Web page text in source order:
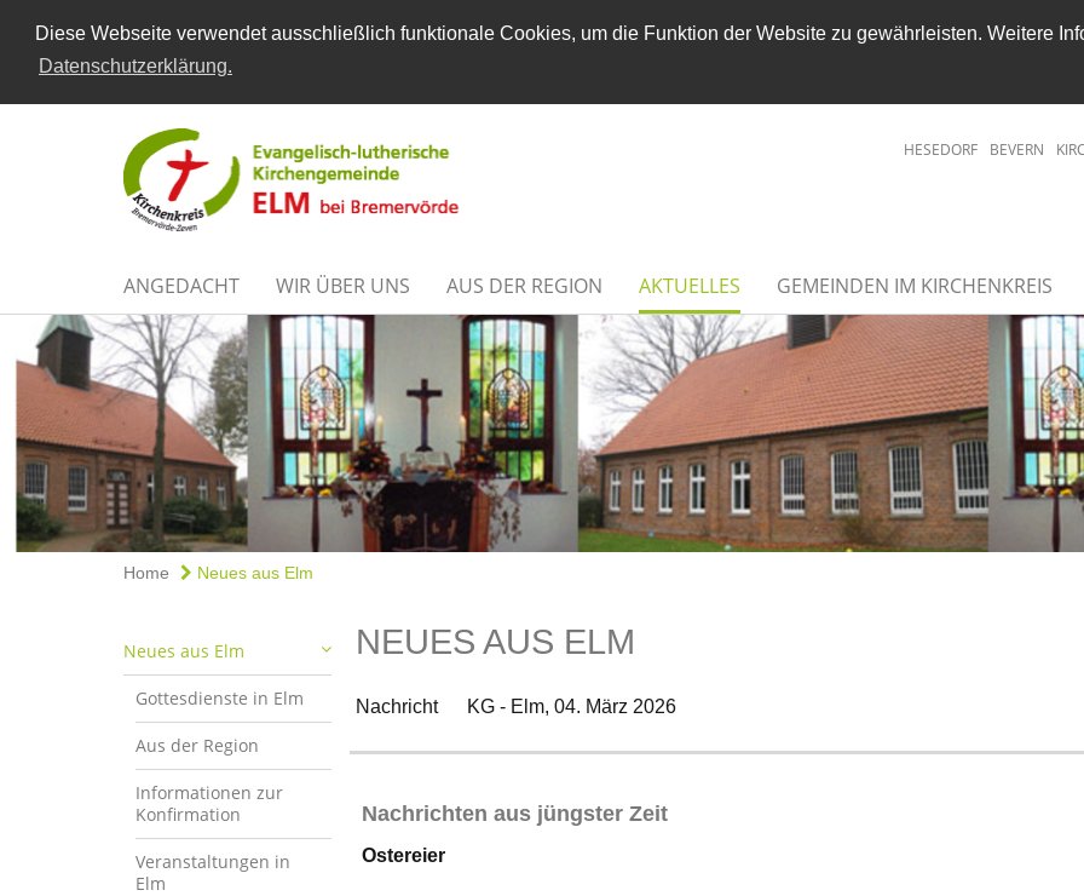
Diese Webseite verwendet ausschließlich funktionale Cookies, um die Funktion der Website zu gewährleisten. Weitere
Datenschutzerklärung.
HESEDORF BEVERN
ANGEDACHT WIR ÜBER UNS AUS DER REGION AKTUELLES GEMEINDEN IM KIRCHENKREIS
Home Neues aus Elm
Neues aus Elm
Gottesdienste in Elm
Aus der Region
Informationen zur
Konfirmation
Veranstaltungen in
Elm
NEUES AUS ELM
Nachricht KG - Elm, 04. März 2026
Nachrichten aus jüngster Zeit
Ostereier